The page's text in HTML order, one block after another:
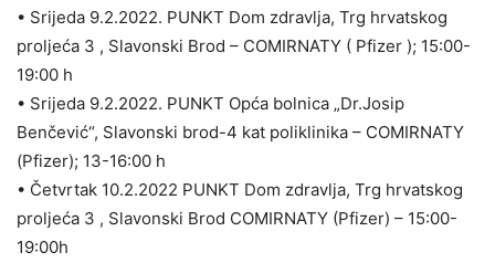
• Srijeda 9.2.2022. PUNKT Dom zdravlja, Trg hrvatskog
proljeća 3 , Slavonski Brod – COMIRNATY ( Pfizer ); 15:00-
19:00 h
• Srijeda 9.2.2022. PUNKT Opća bolnica „Dr.Josip
Benčević“, Slavonski brod-4 kat poliklinika – COMIRNATY
(Pfizer); 13-16:00 h
• Četvrtak 10.2.2022 PUNKT Dom zdravlja, Trg hrvatskog
proljeća 3 , Slavonski Brod COMIRNATY (Pfizer) – 15:00-
19:00h